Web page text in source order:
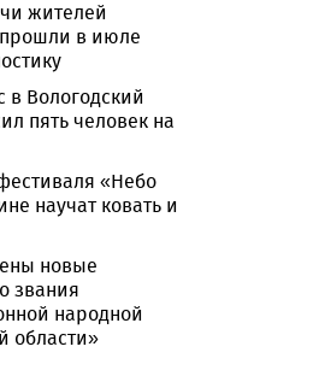
жителей
прошли в июле
в Вологодский
пять человек на
«Небо
научат ковать и
новые
звания
народной
области»